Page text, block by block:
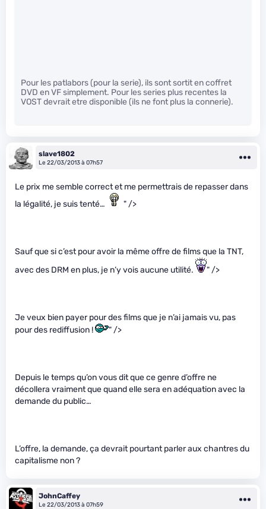
Pour les patlabors (pour la serie), ils sont sortit en coffret
DVD en VF simplement. Pour les series plus recentes la
VOST devrait etre disponible (ils ne font plus la connerie).
slave1802
Le 22/03/2013 à 07h57
Le prix me semble correct et me permettrais de repasser dans
la légalité, je suis tenté…
" />
Sauf que si c’est pour avoir la même offre de films que la TNT,
avec des DRM en plus, je n’y vois aucune utilité.
" />
Je veux bien payer pour des films que je n’ai jamais vu, pas
pour des rediffusion !
" />
Depuis le temps qu’on vous dit que ce genre d’offre ne
décollera vraiment que quand elle sera en adéquation avec la
demande du public…
L’offre, la demande, ça devrait pourtant parler aux chantres du
capitalisme non ?
JohnCaffey
Le 22/03/2013 à 07h59